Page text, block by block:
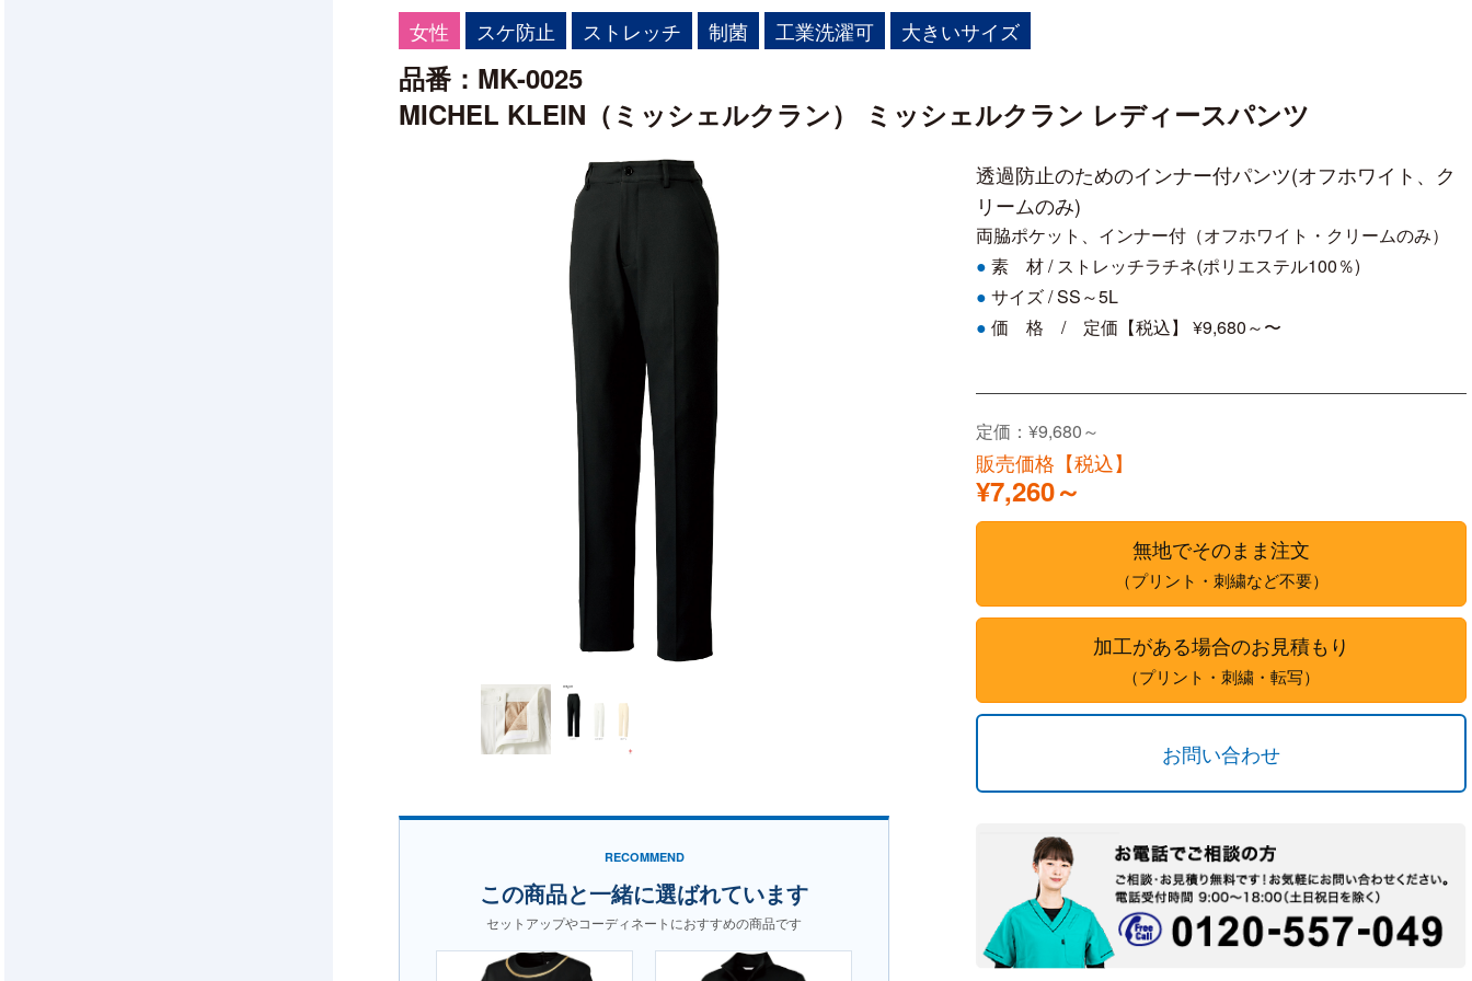
女性 スケ防止 ストレッチ 制菌 工業洗濯可 大きいサイズ
品番：MK-0025
MICHEL KLEIN（ミッシェルクラン） ミッシェルクラン レディースパンツ
RECOMMEND
この商品と一緒に選ばれています
セットアップやコーディネートにおすすめの商品です
透過防止のためのインナー付パンツ(オフホワイト、ク
リームのみ)
両脇ポケット、インナー付（オフホワイト・クリームのみ）
● 素 材 /ストレッチラチネ(ポリエステル100％)
● サイズ /SS～5L
● 価 格 / 定価【税込】 ¥9,680～〜
定価：¥9,680～
販売価格【税込】
¥7,260～
無地でそのまま注文
（プリント・刺繍など不要）
加工がある場合のお見積もり
（プリント・刺繍・転写）
お問い合わせ